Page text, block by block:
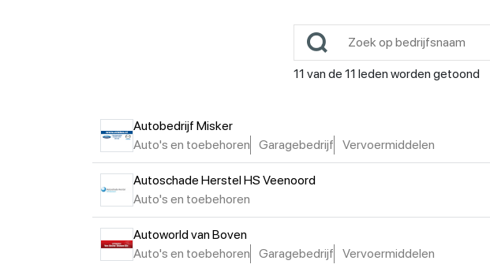
11 van de 11 leden worden getoond
Autobedrijf Misker
Auto's en toebehoren
Garagebedrijf Vervoermiddelen
Autoschade Herstel HS Veenoord
Auto's en toebehoren
Autoworld van Boven
Auto's en toebehoren
Garagebedrijf Vervoermiddelen